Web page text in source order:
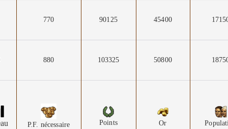
770 90125 45400
880 103325 50800
P.F. nécessaire Points Or